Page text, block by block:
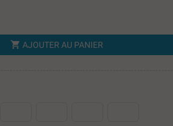
shopping_cart AJOUTER AU PANIER